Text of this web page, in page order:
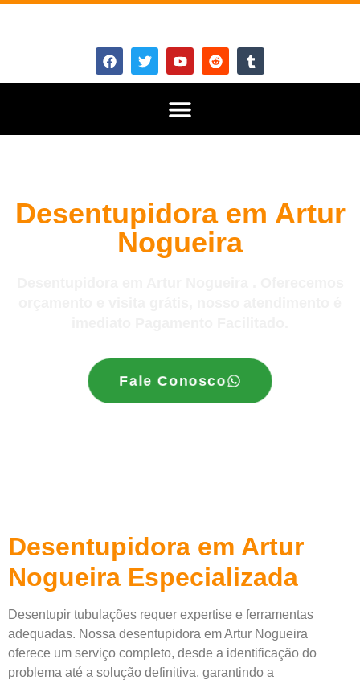
Desentupidora em Artur
Nogueira
Fale Conosco
Desentupidora em Artur
Nogueira Especializada
Desentupir tubulações requer expertise e ferramentas
adequadas. Nossa desentupidora em Artur Nogueira
oferece um serviço completo, desde a identificação do
problema até a solução definitiva, garantindo a